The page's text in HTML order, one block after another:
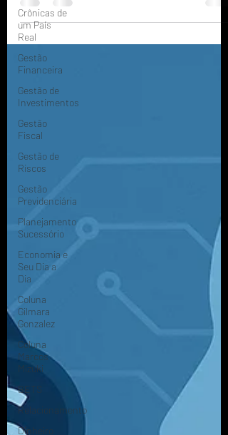
Crônicas de
um País
Real
Gestão
Financeira
Gestão de
Investimentos
Gestão
Fiscal
Gestão de
Riscos
Gestão
Previdenciária
Planejamento
Sucessório
Economia e
Seu Dia a
Dia
Coluna
Gilmara
Gonzalez
Coluna
Marcos
Mizuki
BETS
Relacionamento
Dinheiro
que o debate ignora sobre mobilidade social e
qualificação profissional.